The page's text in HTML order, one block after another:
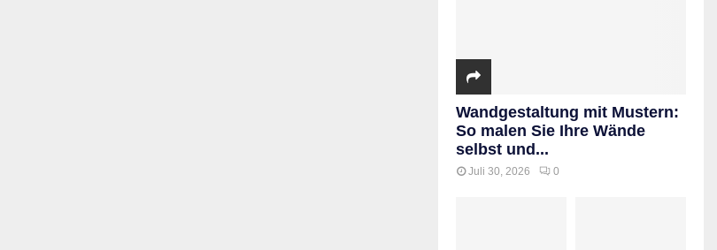
Wandgestaltung mit Mustern:
So malen Sie Ihre Wände
selbst und...
Juli 30, 2026 0